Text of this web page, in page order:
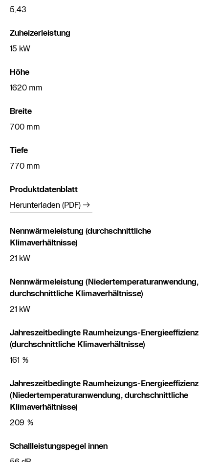
5,43
Zuheizerleistung
15 kW
Höhe
1620 mm
Breite
700 mm
Tiefe
770 mm
Produktdatenblatt
Herunterladen (PDF)
Nennwärmeleistung (durchschnittliche
Klimaverhältnisse)
21 kW
Nennwärmeleistung (Niedertemperaturanwendung,
durchschnittliche Klimaverhältnisse)
21 kW
Jahreszeitbedingte Raumheizungs-Energieeffizienz
(durchschnittliche Klimaverhältnisse)
161 %
Jahreszeitbedingte Raumheizungs-Energieeffizienz
(Niedertemperaturanwendung, durchschnittliche
Klimaverhältnisse)
209 %
Schallleistungspegel innen